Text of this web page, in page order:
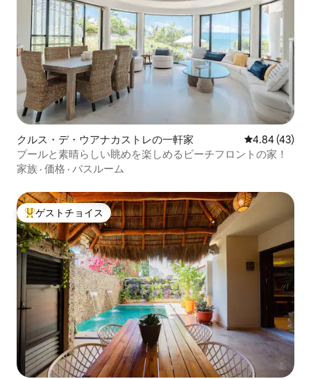
クルス・デ・ウアナカストレの一軒家 レビュー43
4.84 (43)
プールと素晴らしい眺めを楽しめるビーチフロントの家！
家族 · 価格 · バスルーム
大好評のゲストチョイスです。
ゲストチョイス